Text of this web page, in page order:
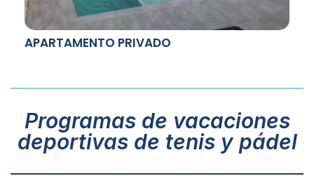
APARTAMENTO PRIVADO
Programas de vacaciones
deportivas de tenis y pádel